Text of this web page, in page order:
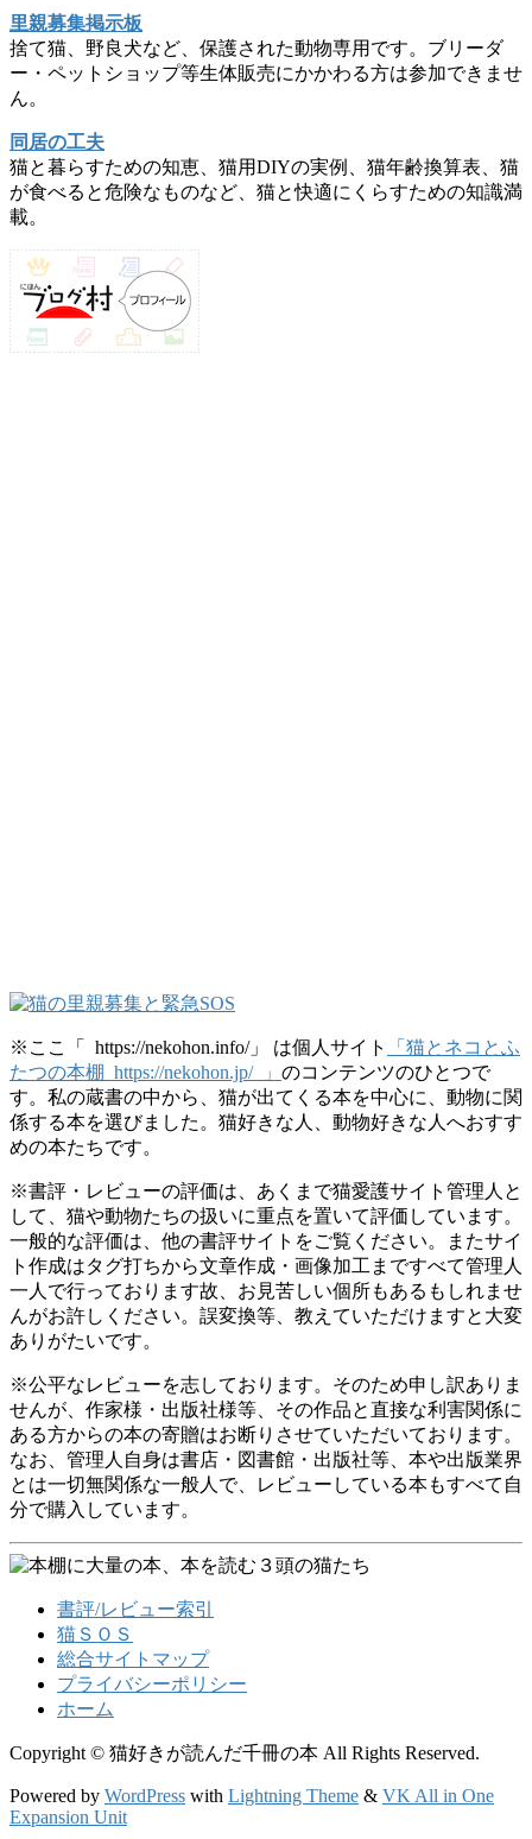
里親募集掲示板
捨て猫、野良犬など、保護された動物専用です。ブリーダ
ー・ペットショップ等生体販売にかかわる方は参加できませ
ん。
同居の工夫
猫と暮らすための知恵、猫用DIYの実例、猫年齢換算表、猫
が食べると危険なものなど、猫と快適にくらすための知識満
載。
※ここ「 https://nekohon.info/」 は個人サイト
「猫とネコとふ
たつの本棚 https://nekohon.jp/ 」 のコンテンツのひとつで
す。私の蔵書の中から、猫が出てくる本を中心に、動物に関
係する本を選びました。猫好きな人、動物好きな人へおすす
めの本たちです。
※書評・レビューの評価は、あくまで猫愛護サイト管理人と
して、猫や動物たちの扱いに重点を置いて評価しています。
一般的な評価は、他の書評サイトをご覧ください。またサイ
ト作成はタグ打ちから文章作成・画像加工まですべて管理人
一人で行っております故、お見苦しい個所もあるもしれませ
んがお許しください。誤変換等、教えていただけますと大変
ありがたいです。
※公平なレビューを志しております。そのため申し訳ありま
せんが、作家様・出版社様等、その作品と直接な利害関係に
ある方からの本の寄贈はお断りさせていただいております。
なお、管理人自身は書店・図書館・出版社等、本や出版業界
とは一切無関係な一般人で、レビューしている本もすべて自
分で購入しています。
書評/レビュー索引
猫ＳＯＳ
総合サイトマップ
プライバシーポリシー
ホーム
Copyright © 猫好きが読んだ千冊の本 All Rights Reserved.
Powered by WordPress with Lightning Theme & VK All in One
Expansion Unit